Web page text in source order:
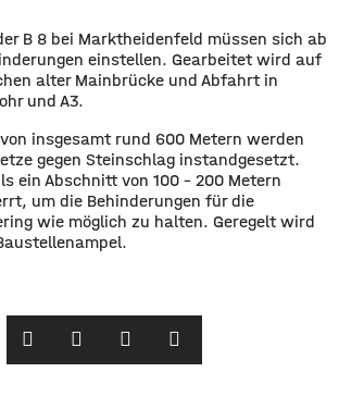
B 8 bei Marktheidenfeld müssen sich ab
einstellen. Gearbeitet wird auf
alter Mainbrücke und Abfahrt in
und A3.
insgesamt rund 600 Metern werden
gegen Steinschlag instandgesetzt.
ein Abschnitt von 100 – 200 Metern
um die Behinderungen für die
wie möglich zu halten. Geregelt wird